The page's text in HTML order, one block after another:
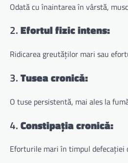
Odată cu înaintarea în vârstă,
2.Efortul fizic intens:
Ridicarea greutăților mari sau
3.Tusea cronică:
O tuse persistentă, mai ales la
4.Constipația cronică:
Eforturile mari în timpul defecației